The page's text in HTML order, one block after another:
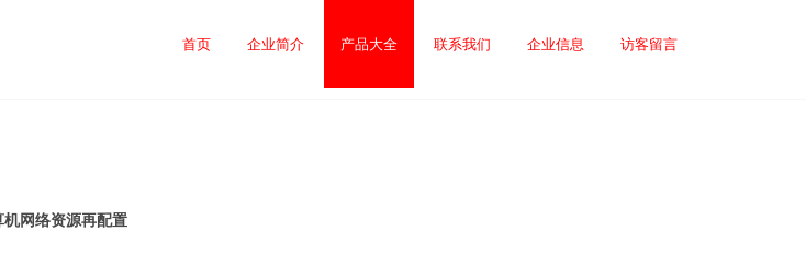
首页 企业简介 产品大全 联系我们 企业信息 访客留言
网络资源再配置